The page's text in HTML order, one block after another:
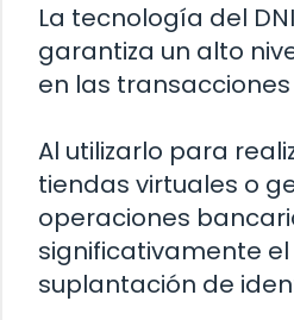
La tecnología del
garantiza un alto
en las
Al utilizarlo para
tiendas virtuales o
operaciones
significativamente
suplantación de